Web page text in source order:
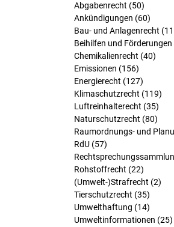
Abgabenrecht (50)
Ankündigungen (60)
Bau- und Anlagenrecht
Beihilfen und Förderungen
Chemikalienrecht (40)
Emissionen (156)
Energierecht (127)
Klimaschutzrecht (119)
Luftreinhalterecht (35)
Naturschutzrecht (80)
Raumordnungs- und
RdU (57)
Rohstoffrecht (22)
(Umwelt-)Strafrecht (2)
Tierschutzrecht (35)
Umwelthaftung (14)
Umweltinformationen (25)